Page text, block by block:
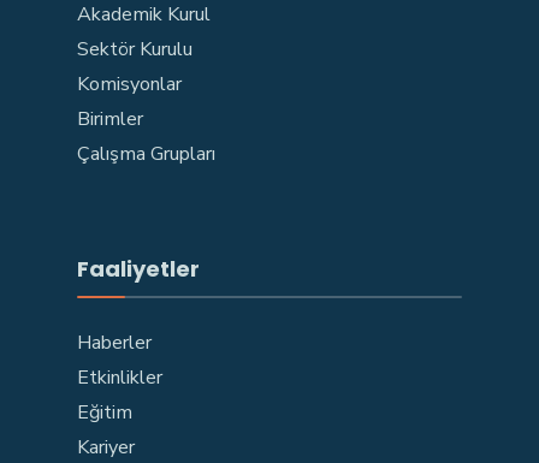
Akademik Kurul
Sektör Kurulu
Komisyonlar
Birimler
Çalışma Grupları
Faaliyetler
Haberler
Etkinlikler
Eğitim
Kariyer